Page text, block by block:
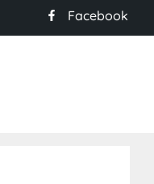
Facebook